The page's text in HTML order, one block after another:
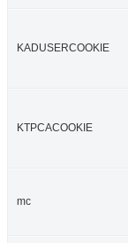
KADUSERCOOKIE
KTPCACOOKIE
mc